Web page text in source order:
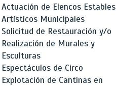
Actuación de Elencos Estables
Artísticos Municipales
Solicitud de Restauración y/o
Realización de Murales y
Esculturas
Espectáculos de Circo
Explotación de Cantinas en